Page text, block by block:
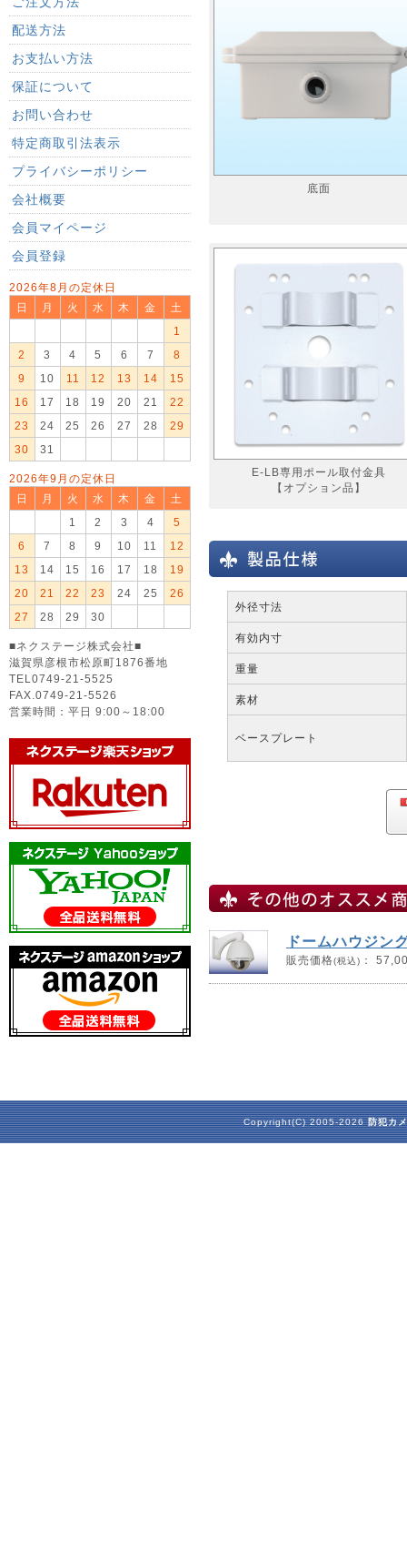
配送方法
お支払い方法
保証について
お問い合わせ
特定商取引法表示
プライバシーポリシー
会社概要
会員マイページ
会員登録
2026年8月の定休日
日
月 火 水 木 金
土
1
2
3 4 5 6 7
8
9
10 11 12 13 14
15
16
17 18 19 20 21
22
23
24 25 26 27 28
29
30
31
2026年9月の定休日
日
月 火 水 木 金
土
1
2 3 4
5
6
7 8 9 10 11
12
13
14 15 16 17 18
19
20
21 22 23 24 25
26
27
28 29 30
■ネクステージ株式会社■
滋賀県彦根市松原町1876番地
TEL0749-21-5525
FAX.0749-21-5526
営業時間：平日 9:00～18:00
底面
E-LB専用ポール取付金具
【オプション品】
外径寸法
有効内寸
重量
素材
ベースプレート
ドームハウジ
販売価格(税込) ：
Copyright(C) 2005-2026防犯カ